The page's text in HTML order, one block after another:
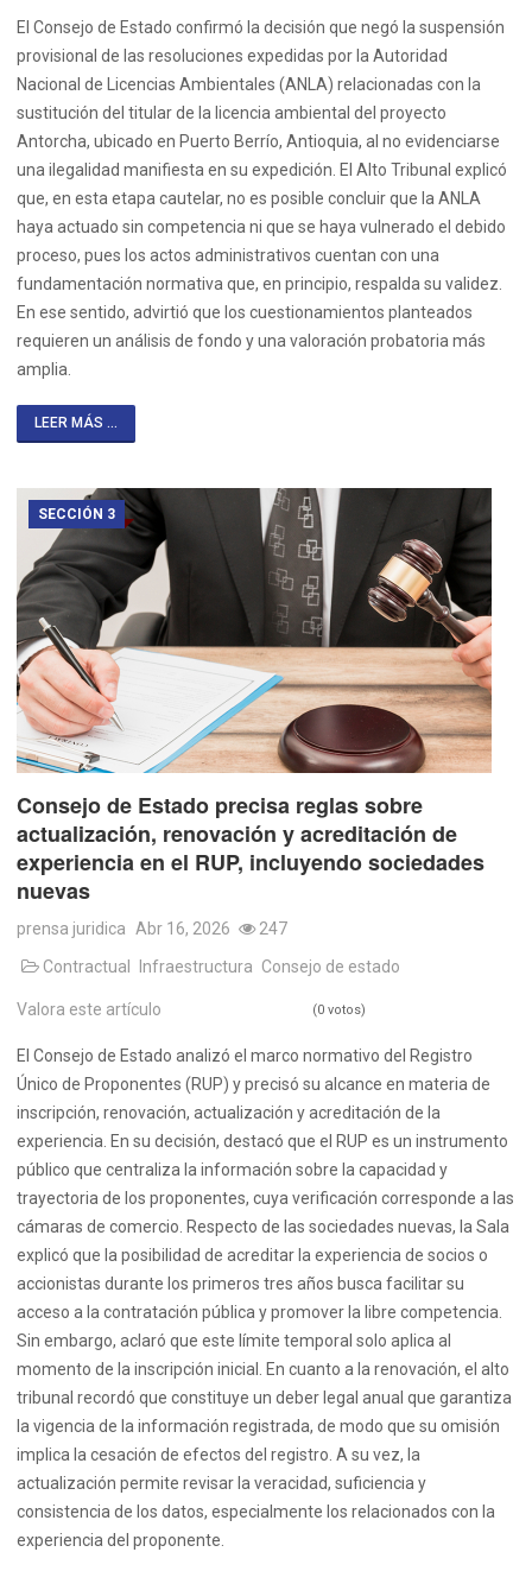
El Consejo de Estado confirmó la decisión que negó la suspensión
provisional de las resoluciones expedidas por la Autoridad
Nacional de Licencias Ambientales (ANLA) relacionadas con la
sustitución del titular de la licencia ambiental del proyecto
Antorcha, ubicado en Puerto Berrío, Antioquia, al no evidenciarse
una ilegalidad manifiesta en su expedición. El Alto Tribunal explicó
que, en esta etapa cautelar, no es posible concluir que la ANLA
haya actuado sin competencia ni que se haya vulnerado el debido
proceso, pues los actos administrativos cuentan con una
fundamentación normativa que, en principio, respalda su validez.
En ese sentido, advirtió que los cuestionamientos planteados
requieren un análisis de fondo y una valoración probatoria más
amplia.
LEER MÁS ...
SECCIÓN 3
Consejo de Estado precisa reglas sobre
actualización, renovación y acreditación de
experiencia en el RUP, incluyendo sociedades
nuevas
prensa juridica Abr 16, 2026
247
Contractual
Infraestructura Consejo de estado
Valora este artículo (0 votos)
El Consejo de Estado analizó el marco normativo del Registro
Único de Proponentes (RUP) y precisó su alcance en materia de
inscripción, renovación, actualización y acreditación de la
experiencia. En su decisión, destacó que el RUP es un instrumento
público que centraliza la información sobre la capacidad y
trayectoria de los proponentes, cuya verificación corresponde a las
cámaras de comercio. Respecto de las sociedades nuevas, la Sala
explicó que la posibilidad de acreditar la experiencia de socios o
accionistas durante los primeros tres años busca facilitar su
acceso a la contratación pública y promover la libre competencia.
Sin embargo, aclaró que este límite temporal solo aplica al
momento de la inscripción inicial. En cuanto a la renovación, el alto
tribunal recordó que constituye un deber legal anual que garantiza
la vigencia de la información registrada, de modo que su omisión
implica la cesación de efectos del registro. A su vez, la
actualización permite revisar la veracidad, suficiencia y
consistencia de los datos, especialmente los relacionados con la
experiencia del proponente.